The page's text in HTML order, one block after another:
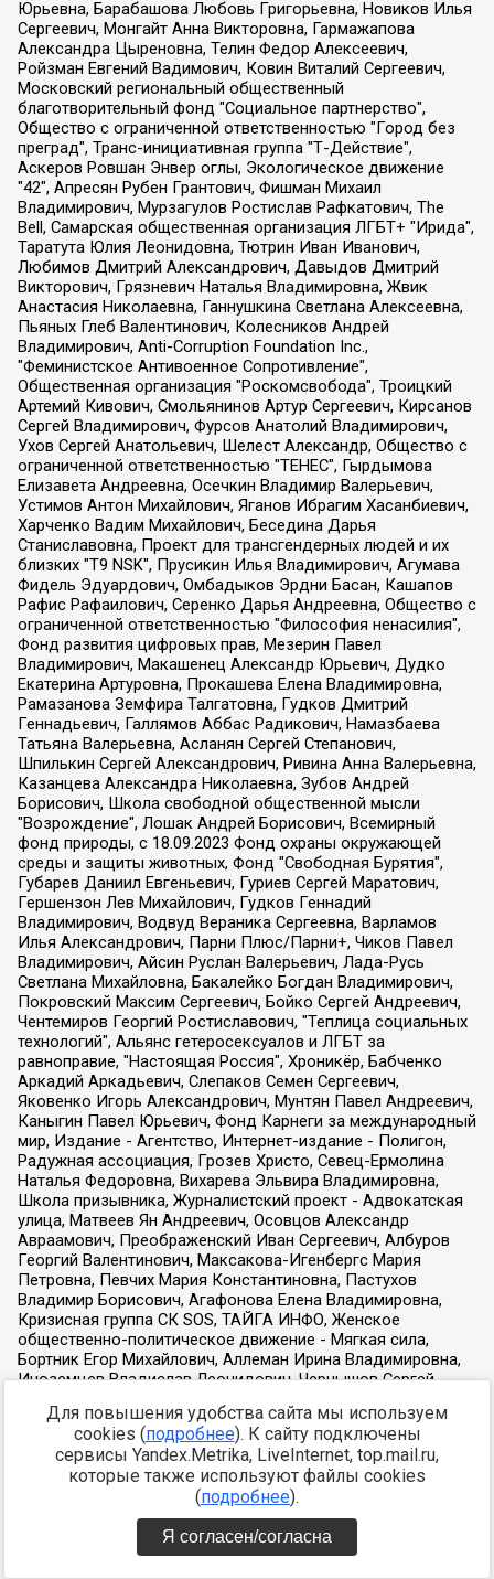
Для повышения удобства сайта мы используем
cookies (подробнее). К сайту подключены
сервисы Yandex.Metrika, LiveInternet, top.mail.ru,
которые также используют файлы cookies
(подробнее).
Я согласен/согласна